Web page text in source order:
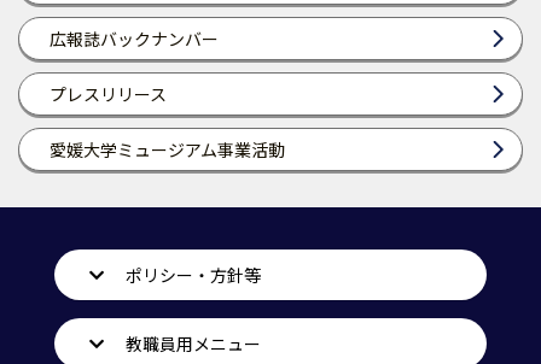
広報誌バックナンバー
プレスリリース
愛媛大学ミュージアム事業活動
ポリシー・方針等
教職員用メニュー